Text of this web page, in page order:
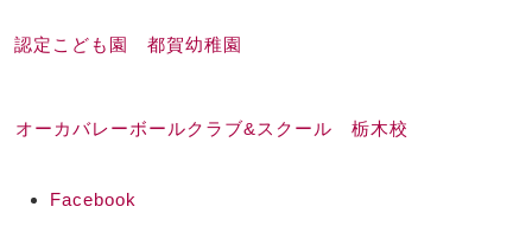
認定こども園 都賀幼稚園
オーカバレーボールクラブ&スクール 栃木校
Facebook